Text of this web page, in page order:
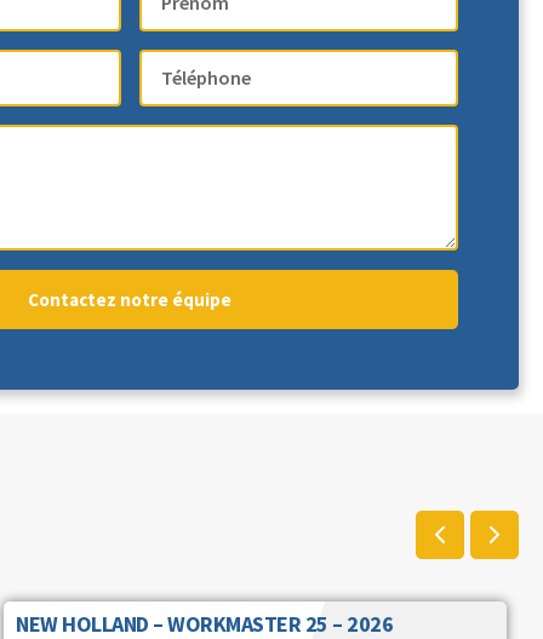
Contactez notre équipe
NEW HOLLAND – WORKMASTER 75 – 2026